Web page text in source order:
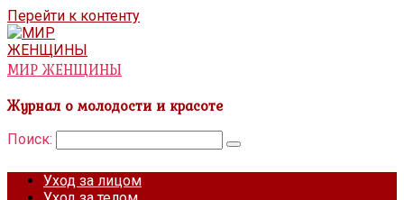
Перейти к контенту
МИР ЖЕНЩИНЫ
Журнал о молодости и красоте
Поиск:
Уход за лицом